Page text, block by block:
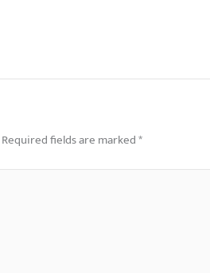
Required fields are marked*